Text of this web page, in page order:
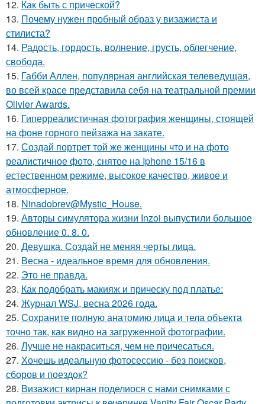
12. Как быть с прической?
13. Почему нужен пробный образ у визажиста и
стилиста?
14. Радость, гордость, волнение, грусть, облегчение,
свобода.
15. Габби Аллен, популярная английская телеведущая,
во всей красе представила себя на театральной премии
Olivier Awards.
16. Гиперреалистичная фотография женщины, стоящей
на фоне горного пейзажа на закате.
17. Создай портрет той же женщины что и на фото
реалистичное фото, снятое на Iphone 15/16 в
естественном режиме, высокое качество, живое и
атмосферное.
18. Ninadobrev@Mystic_House.
19. Авторы симулятора жизни Inzoi выпустили большое
обновление 0. 8. 0.
20. Девушка. Создай не меняя черты лица.
21. Весна - идеальное время для обновления.
22. Это не правда.
23. Как подобрать макияж и прическу под платье:
24. Журнал WSJ, весна 2026 года.
25. Сохраните полную анатомию лица и тела объекта
точно так, как видно на загруженной фотографии.
26. Лучше не накраситься, чем не причесаться.
27. Хочешь идеальную фотосессию - без поисков,
сборов и поездок?
28. Визажист кирнан поделиося с нами снимками с